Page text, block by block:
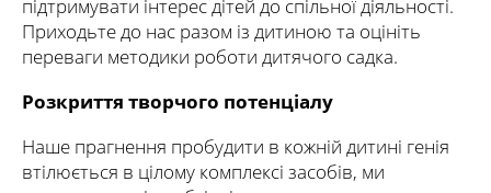
підтримувати інтерес дітей до спільної діяльності.
Приходьте до нас разом із дитиною та оцініть
переваги методики роботи дитячого садка.
Розкриття творчого потенціалу
Наше прагнення пробудити в кожній дитині генія
втілюється в цілому комплексі засобів, ми